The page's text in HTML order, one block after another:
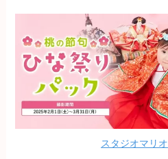
スタジオマリオ